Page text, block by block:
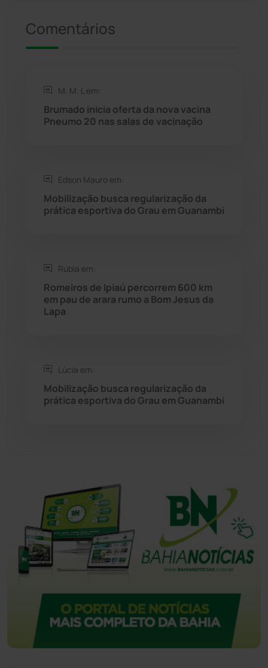
Riacho de Santana
Rio do Antônio
Rio do Pires
Seabra
Sudoeste Baiano (1530)
Tecnologia
Comentários
M. M. L em:
Brumado inicia oferta da nova vacina
Pneumo 20 nas salas de vacinação
Edson Mauro em:
Mobilização busca regularização da
prática esportiva do Grau em Guanambi
Rúbia em:
Romeiros de Ipiaú percorrem 600 km
em pau de arara rumo a Bom Jesus da
Lapa
Lúcia em:
Mobilização busca regularização da
prática esportiva do Grau em Guanambi